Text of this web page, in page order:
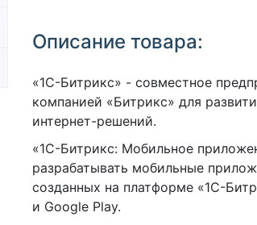
Описание товара:
«1С-Битрикс» - совместное
компанией «Битрикс» для
интернет-решений.
«1С-Битрикс: Мобильное
разрабатывать мобильные
созданных на платформе «1С-
и Google Play.